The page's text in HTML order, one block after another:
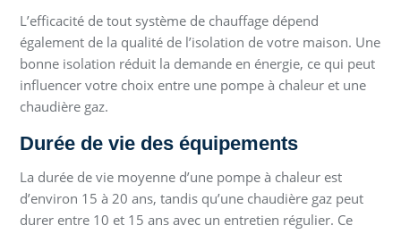
L’efficacité de tout système de chauffage dépend
également de la qualité de l’isolation de votre maison. Une
bonne isolation réduit la demande en énergie, ce qui peut
influencer votre choix entre une pompe à chaleur et une
chaudière gaz.
Durée de vie des équipements
La durée de vie moyenne d’une pompe à chaleur est
d’environ 15 à 20 ans, tandis qu’une chaudière gaz peut
durer entre 10 et 15 ans avec un entretien régulier. Ce